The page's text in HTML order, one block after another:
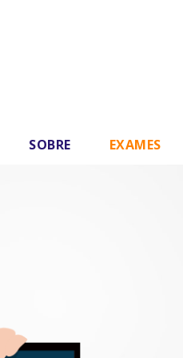
SOBRE EXAMES